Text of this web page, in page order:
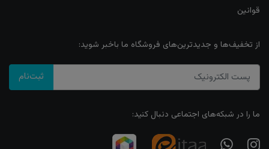
قوانین
از تخفیف‌ها و جدیدترین‌های فروشگاه ما باخبر شوید:
ثبت‌نام
ما را در شبکه‌های اجتماعی دنبال کنید: